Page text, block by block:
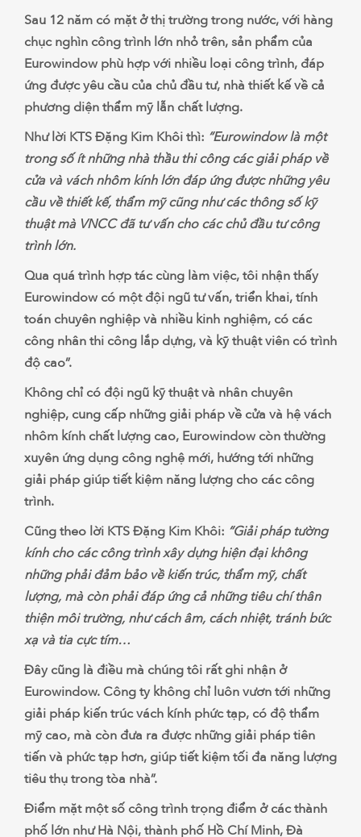
Sau 12 năm có mặt ở thị trường trong nước, với hàng
chục nghìn công trình lớn nhỏ trên, sản phẩm của
Eurowindow phù hợp với nhiều loại công trình, đáp
ứng được yêu cầu của chủ đầu tư, nhà thiết kế về cả
phương diện thẩm mỹ lẫn chất lượng.
Như lời KTS Đặng Kim Khôi thì: “Eurowindow là một
trong số ít những nhà thầu thi công các giải pháp về
cửa và vách nhôm kính lớn đáp ứng được những yêu
cầu về thiết kế, thẩm mỹ cũng như các thông số kỹ
thuật mà VNCC đã tư vấn cho các chủ đầu tư công
trình lớn.
Qua quá trình hợp tác cùng làm việc, tôi nhận thấy
Eurowindow có một đội ngũ tư vấn, triển khai, tính
toán chuyên nghiệp và nhiều kinh nghiệm, có các
công nhân thi công lắp dựng, và kỹ thuật viên có trình
độ cao”.
Không chỉ có đội ngũ kỹ thuật và nhân chuyên
nghiệp, cung cấp những giải pháp về cửa và hệ vách
nhôm kính chất lượng cao, Eurowindow còn thường
xuyên ứng dụng công nghệ mới, hướng tới những
giải pháp giúp tiết kiệm năng lượng cho các công
trình.
Cũng theo lời KTS Đặng Kim Khôi: “Giải pháp tường
kính cho các công trình xây dựng hiện đại không
những phải đảm bảo về kiến trúc, thẩm mỹ, chất
lượng, mà còn phải đáp ứng cả những tiêu chí thân
thiện môi trường, như cách âm, cách nhiệt, tránh bức
xạ và tia cực tím…
Đây cũng là điều mà chúng tôi rất ghi nhận ở
Eurowindow. Công ty không chỉ luôn vươn tới những
giải pháp kiến trúc vách kính phức tạp, có độ thẩm
mỹ cao, mà còn đưa ra được những giải pháp tiên
tiến và phức tạp hơn, giúp tiết kiệm tối đa năng lượng
tiêu thụ trong tòa nhà”.
Điểm mặt một số công trình trọng điểm ở các thành
phố lớn như Hà Nội, thành phố Hồ Chí Minh, Đà